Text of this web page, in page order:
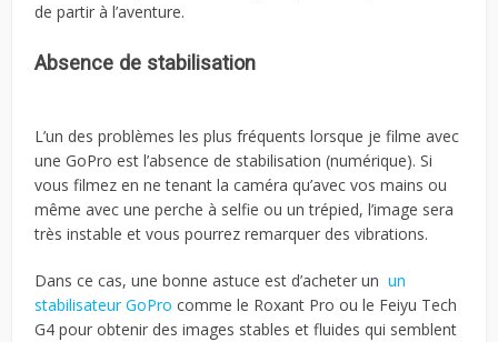
de partir à l’aventure.
Absence de stabilisation
L’un des problèmes les plus fréquents lorsque je filme avec
une GoPro est l’absence de stabilisation (numérique). Si
vous filmez en ne tenant la caméra qu’avec vos mains ou
même avec une perche à selfie ou un trépied, l’image sera
très instable et vous pourrez remarquer des vibrations.
Dans ce cas, une bonne astuce est d’acheter unun
stabilisateur GoPro comme le Roxant Pro ou le Feiyu Tech
G4 pour obtenir des images stables et fluides qui semblent